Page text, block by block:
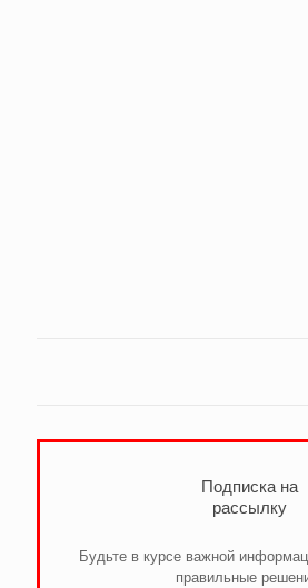
Подписка на
рассылку
Будьте в курсе важной
правильные